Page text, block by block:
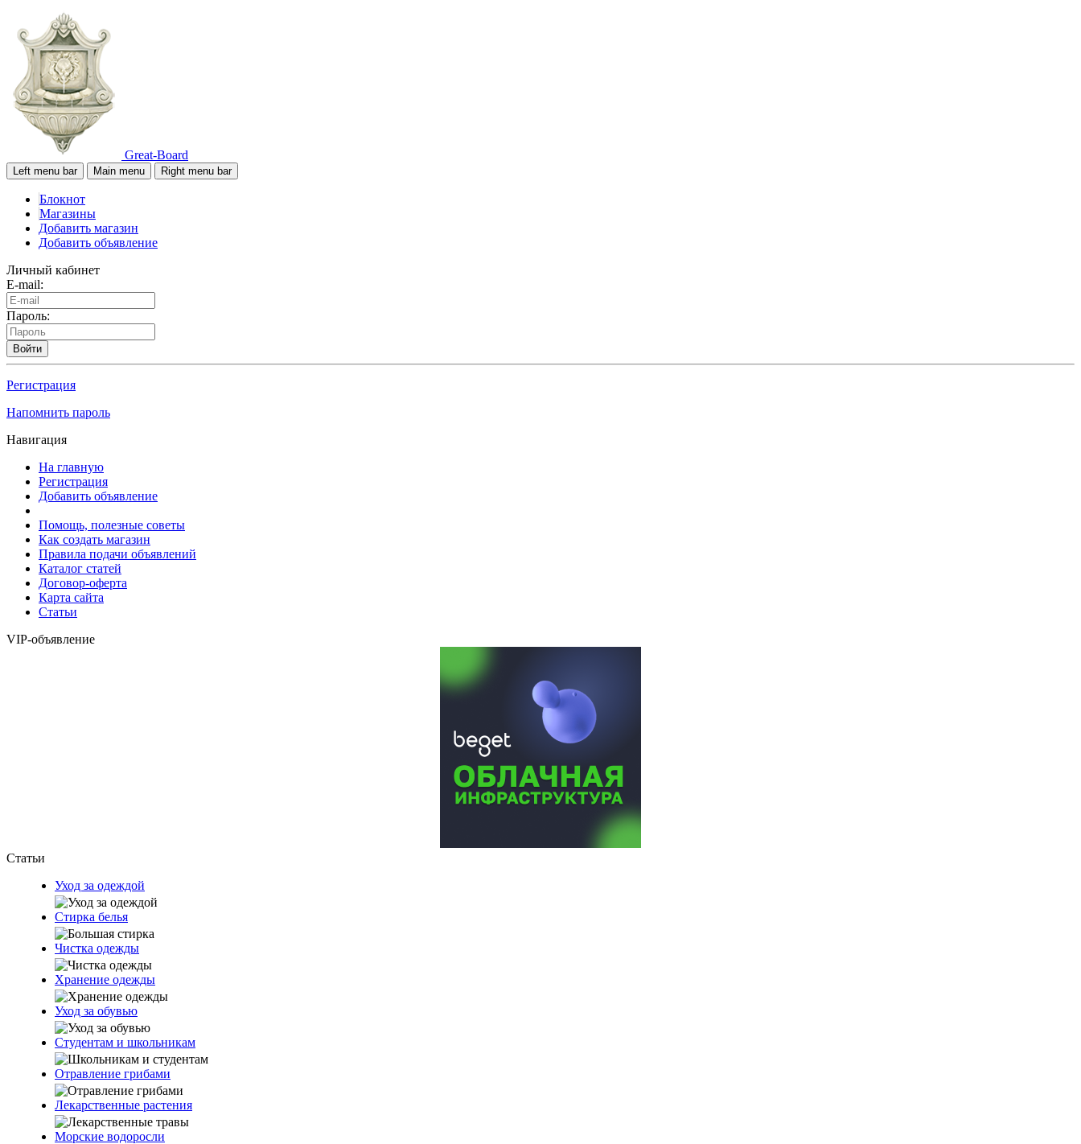
Great-Board
Left menu bar Main menu Right menu bar
Блокнот
Магазины
Добавить магазин
Добавить объявление
Личный кабинет
E-mail:
Пароль:
Войти
Регистрация
Напомнить пароль
Навигация
На главную
Регистрация
Добавить объявление
Помощь, полезные советы
Как создать магазин
Правила подачи объявлений
Каталог статей
Договор-оферта
Карта сайта
Статьи
VIP-объявление
Статьи
Уход за одеждой
Стирка белья
Чистка одежды
Хранение одежды
Уход за обувью
Студентам и школьникам
Отравление грибами
Лекарственные растения
Морские водоросли